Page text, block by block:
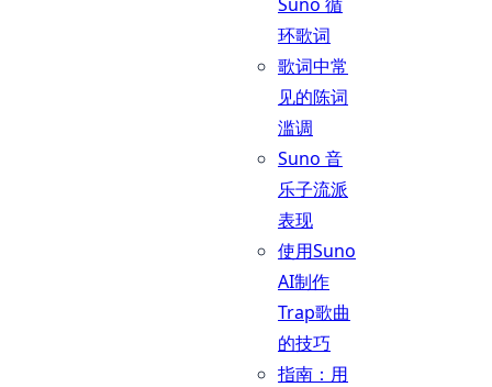
环歌词
歌词中常
见的陈词
滥调
Suno 音
乐子流派
表现
使用Suno
AI制作
Trap歌曲
的技巧
指南：用